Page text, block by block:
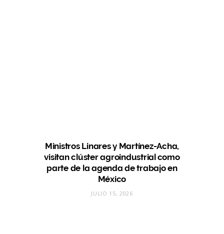
Ministros Linares y Martínez-Acha,
visitan clúster agroindustrial como
parte de la agenda de trabajo en
México
JULIO 15, 2026